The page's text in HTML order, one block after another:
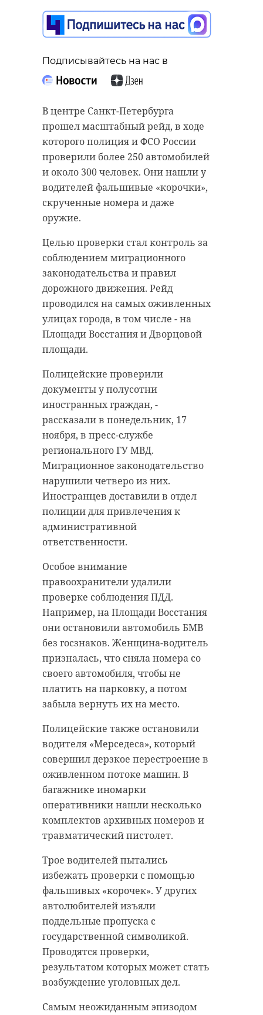
Подписывайтесь на нас в
В центре Санкт-Петербурга
прошел масштабный рейд, в ходе
которого полиция и ФСО России
проверили более 250 автомобилей
и около 300 человек. Они нашли у
водителей фальшивые «корочки»,
скрученные номера и даже
оружие.
Целью проверки стал контроль за
соблюдением миграционного
законодательства и правил
дорожного движения. Рейд
проводился на самых оживленных
улицах города, в том числе - на
Площади Восстания и Дворцовой
площади.
Полицейские проверили
документы у полусотни
иностранных граждан, -
рассказали в понедельник, 17
ноября, в пресс-службе
регионального ГУ МВД.
Миграционное законодательство
нарушили четверо из них.
Иностранцев доставили в отдел
полиции для привлечения к
административной
ответственности.
Особое внимание
правоохранители удалили
проверке соблюдения ПДД.
Например, на Площади Восстания
они остановили автомобиль БМВ
без госзнаков. Женщина-водитель
призналась, что сняла номера со
своего автомобиля, чтобы не
платить на парковку, а потом
забыла вернуть их на место.
Полицейские также остановили
водителя «Мерседеса», который
совершил дерзкое перестроение в
оживленном потоке машин. В
багажнике иномарки
оперативники нашли несколько
комплектов архивных номеров и
травматический пистолет.
Трое водителей пытались
избежать проверки с помощью
фальшивых «корочек». У других
автолюбителей изъяли
поддельные пропуска с
государственной символикой.
Проводятся проверки,
результатом которых может стать
возбуждение уголовных дел.
Самым неожиданным эпизодом
Фото: Фонд друзей балтийской
нерпы
фонд друзей балтийской нерпы
субботники
Поделиться статьей:
РЕКОМЕНДУЕМ
В Центре
изучения и
сохранения
морских
млекопитающих
Худенького и
нерпенка